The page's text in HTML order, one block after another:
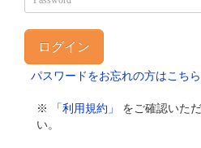
パスワードをお忘れの方はこちら
※ 「利用規約」
をご確認いた
い。